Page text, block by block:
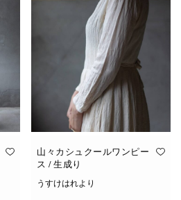
山々カシュクールワンピー
ス / 生成り
うすけはれより